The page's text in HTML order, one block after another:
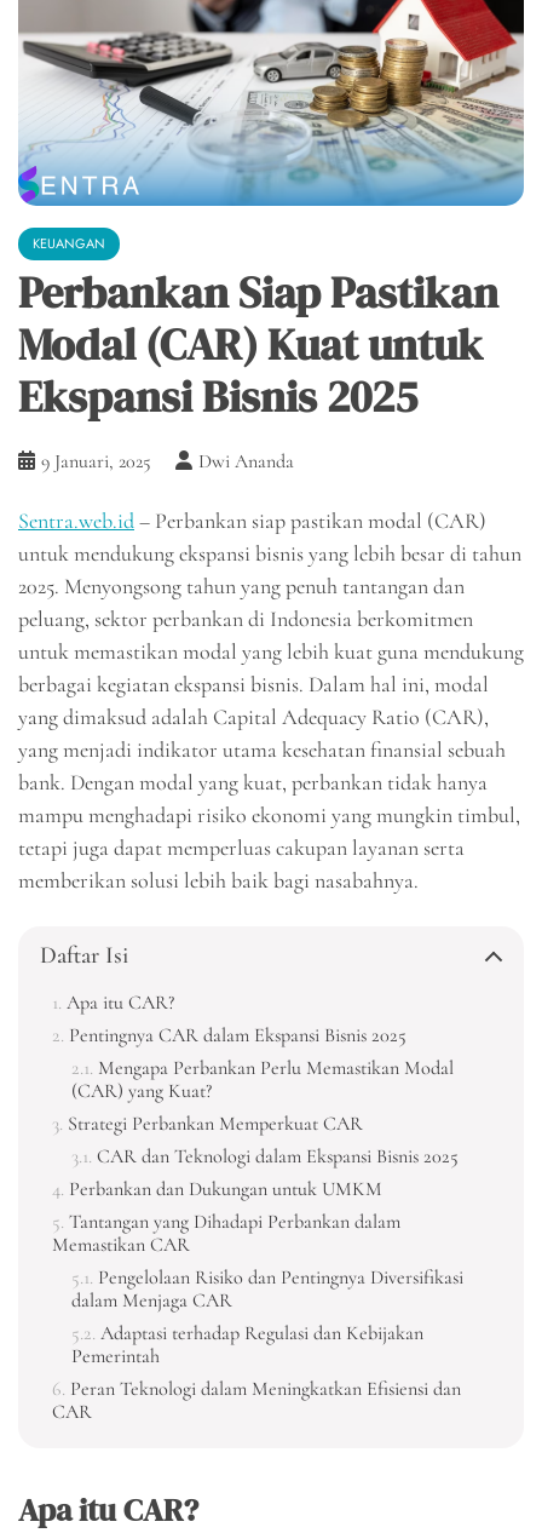
KEUANGAN
Perbankan Siap Pastikan
Modal (CAR) Kuat untuk
Ekspansi Bisnis 2025
9 Januari, 2025 Dwi Ananda
Sentra.web.id– Perbankan siap pastikan modal (CAR)
untuk mendukung ekspansi bisnis yang lebih besar di tahun
2025. Menyongsong tahun yang penuh tantangan dan
peluang, sektor perbankan di Indonesia berkomitmen
untuk memastikan modal yang lebih kuat guna mendukung
berbagai kegiatan ekspansi bisnis. Dalam hal ini, modal
yang dimaksud adalah Capital Adequacy Ratio (CAR),
yang menjadi indikator utama kesehatan finansial sebuah
bank. Dengan modal yang kuat, perbankan tidak hanya
mampu menghadapi risiko ekonomi yang mungkin timbul,
tetapi juga dapat memperluas cakupan layanan serta
memberikan solusi lebih baik bagi nasabahnya.
Daftar Isi
Apa itu CAR?
Pentingnya CAR dalam Ekspansi Bisnis 2025
Mengapa Perbankan Perlu Memastikan Modal
(CAR) yang Kuat?
Strategi Perbankan Memperkuat CAR
CAR dan Teknologi dalam Ekspansi Bisnis 2025
Perbankan dan Dukungan untuk UMKM
Tantangan yang Dihadapi Perbankan dalam
Memastikan CAR
Pengelolaan Risiko dan Pentingnya Diversifikasi
dalam Menjaga CAR
Adaptasi terhadap Regulasi dan Kebijakan
Pemerintah
Peran Teknologi dalam Meningkatkan Efisiensi dan
CAR
Apa itu CAR?